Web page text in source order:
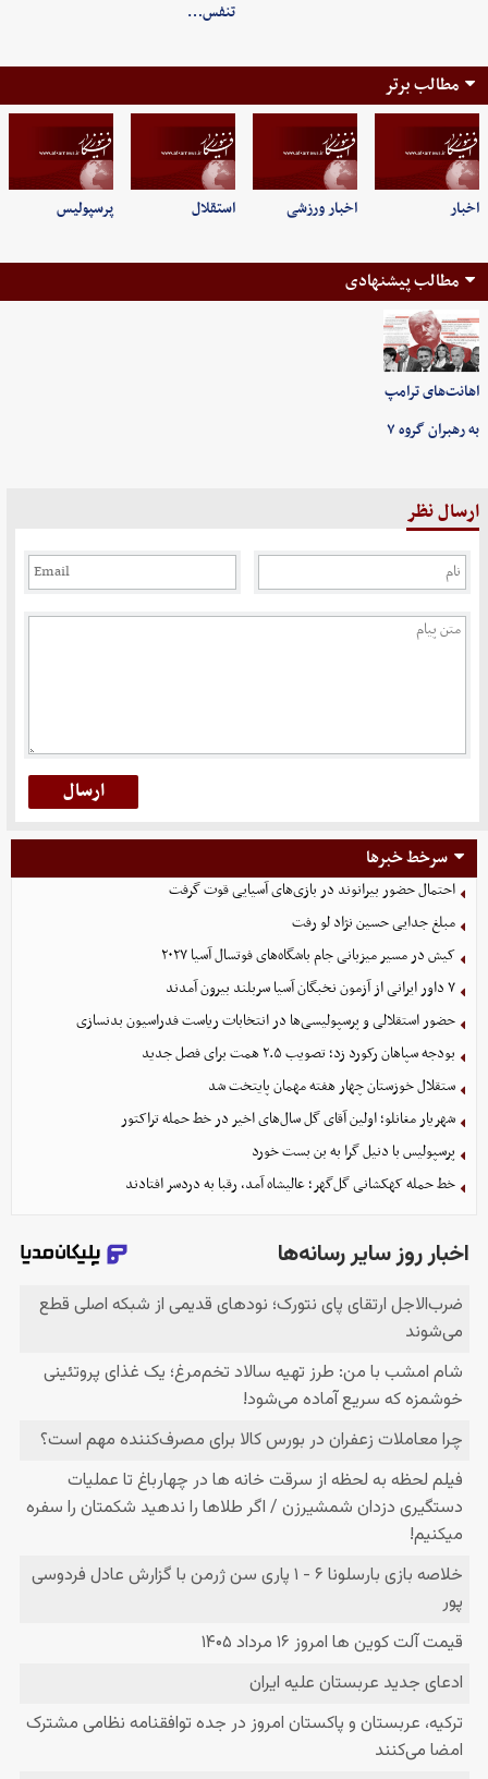
تنفس…
مطالب برتر
اخبار اخبار ورزشی استقلال پرسپولیس
مطالب پیشنهادی
اهانت‌های ترامپ
به رهبران گروه ۷
ارسال نظر
سرخط خبرها
احتمال حضور بیرانوند در بازی‌های آسیایی قوت گرفت
مبلغ جدایی حسین نژاد لو رفت
کیش در مسیر میزبانی جام باشگاه‌های فوتسال آسیا ۲۰۲۷
۷ داور ایرانی از آزمون نخبگان آسیا سربلند بیرون آمدند
حضور استقلالی و پرسپولیسی‌ها در انتخابات ریاست فدراسیون بدنسازی
بودجه سپاهان رکورد زد؛ تصویب ۲.۵ همت برای فصل جدید
ستقلال خوزستان چهار هفته مهمان پایتخت شد
شهریار مغانلو؛ اولین آقای گل سال‌های اخیر در خط حمله تراکتور
پرسپولیس با دنیل گرا به بن بست خورد
خط حمله کهکشانی گل‌گهر؛ عالیشاه آمد، رقبا به دردسر افتادند